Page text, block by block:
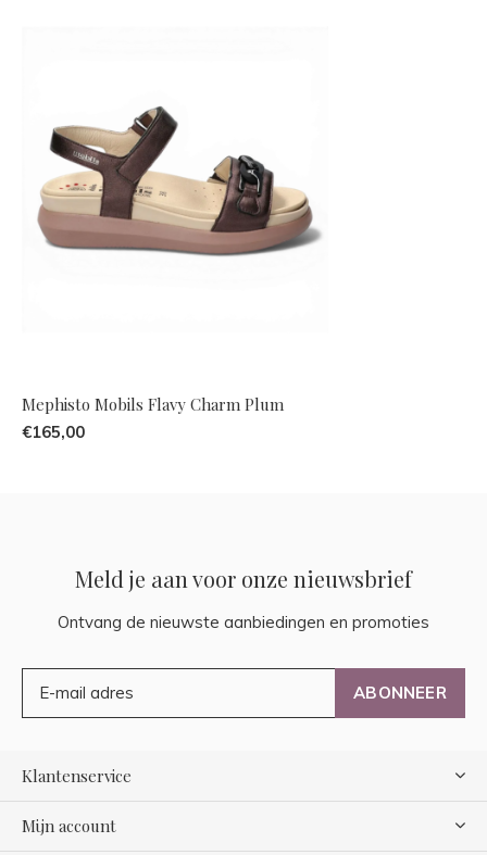
Mephisto Mobils Flavy Charm Plum
€165,00
Meld je aan voor onze nieuwsbrief
Ontvang de nieuwste aanbiedingen en promoties
ABONNEER
Klantenservice
Mijn account